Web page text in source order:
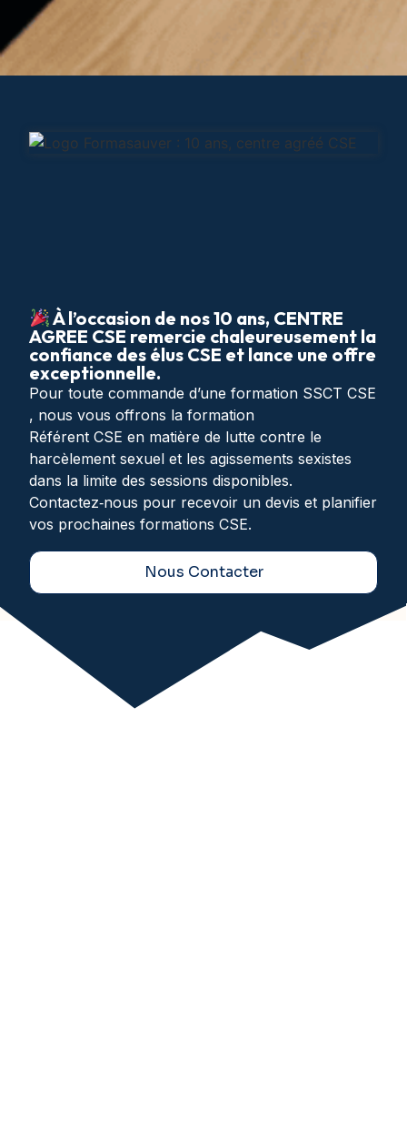
À l’occasion de nos 10 ans, CENTRE
AGREE CSE remercie chaleureusement la
confiance des élus CSE et lance une offre
exceptionnelle.
Pour toute commande d’une formation SSCT CSE
, nous vous offrons la formation
Référent CSE en matière de lutte contre le
harcèlement sexuel et les agissements sexistes
dans la limite des sessions disponibles.
Contactez‑nous pour recevoir un devis et planifier
vos prochaines formations CSE.
Nous Contacter